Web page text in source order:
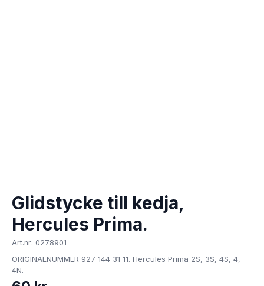
Glidstycke till kedja,
Hercules Prima.
Art.nr: 0278901
ORIGINALNUMMER 927 144 31 11. Hercules Prima 2S, 3S, 4S, 4,
4N.